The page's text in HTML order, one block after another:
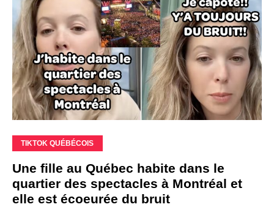
TIKTOK QUÉBÉCOIS
Une fille au Québec habite dans le
quartier des spectacles à Montréal et
elle est écoeurée du bruit